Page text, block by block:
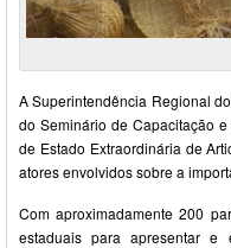
A Superintendência Regional
do Seminário de Capacitação
de Estado Extraordinária de
atores envolvidos sobre a
Com aproximadamente 200
estaduais para apresentar e